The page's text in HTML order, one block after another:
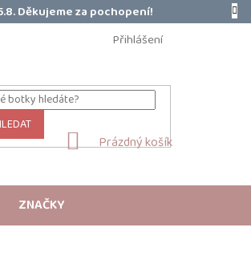
Děkujeme za pochopení!
Přihlášení
NÁKUPNÍ
Prázdný košík
ZNAČKY